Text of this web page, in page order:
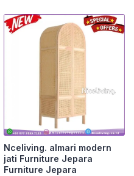
Nceliving. almari modern
jati Furniture Jepara
Furniture Jepara